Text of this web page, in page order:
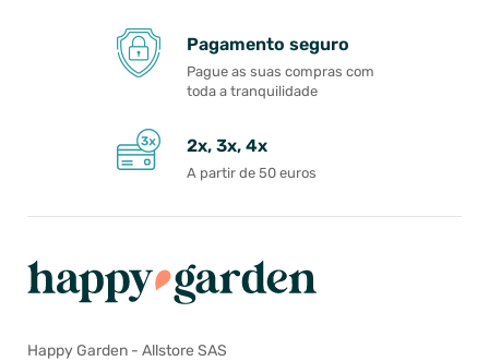
Pagamento seguro
Pague as suas compras com
toda a tranquilidade
2x, 3x, 4x
A partir de 50 euros
Happy Garden - Allstore SAS